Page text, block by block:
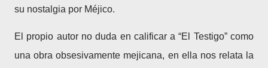
su nostalgia por Méjico.
El propio autor no duda en calificar a “El Testigo” como
una obra obsesivamente mejicana, en ella nos relata la